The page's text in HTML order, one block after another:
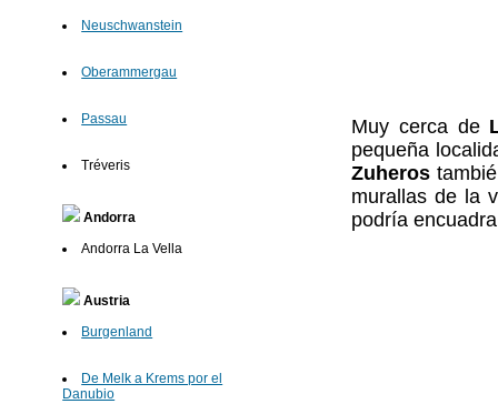
Neuschwanstein
Oberammergau
Passau
Tréveris
Andorra
Andorra La Vella
Austria
Burgenland
De Melk a Krems por el
Danubio
Muy cerca de
pequeña
Zuheros
murallas de la
podría